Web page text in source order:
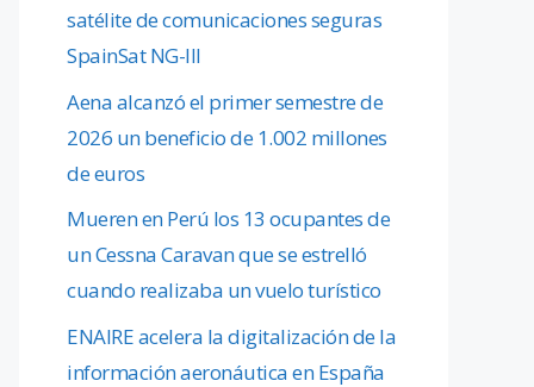
satélite de comunicaciones seguras
SpainSat NG-III
Aena alcanzó el primer semestre de
2026 un beneficio de 1.002 millones
de euros
Mueren en Perú los 13 ocupantes de
un Cessna Caravan que se estrelló
cuando realizaba un vuelo turístico
ENAIRE acelera la digitalización de la
información aeronáutica en España